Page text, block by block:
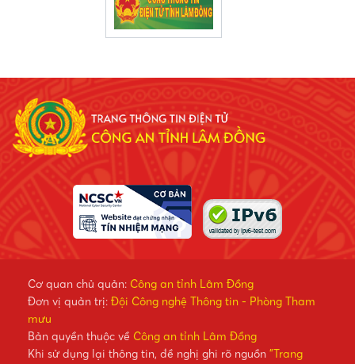
Cơ quan chủ quản: Công an tỉnh Lâm Đồng
Đơn vị quản trị: Đội Công nghệ Thông tin - Phòng Tham
mưu
Bản quyền thuộc về Công an tỉnh Lâm Đồng
Khi sử dụng lại thông tin, đề nghị ghi rõ nguồn "Trang